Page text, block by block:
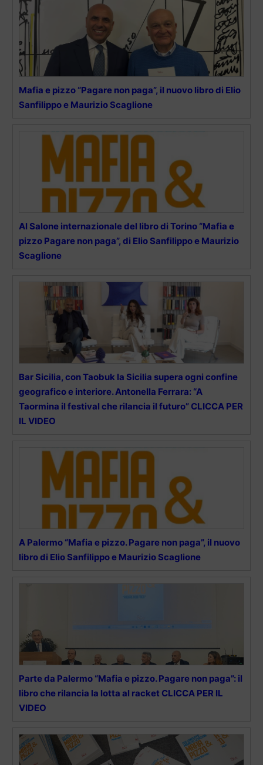
Mafia e pizzo “Pagare non paga”, il nuovo libro di Elio
Sanfilippo e Maurizio Scaglione
Al Salone internazionale del libro di Torino “Mafia e
pizzo Pagare non paga”, di Elio Sanfilippo e Maurizio
Scaglione
Bar Sicilia, con Taobuk la Sicilia supera ogni confine
geografico e interiore. Antonella Ferrara: “A
Taormina il festival che rilancia il futuro” CLICCA PER
IL VIDEO
A Palermo “Mafia e pizzo. Pagare non paga”, il nuovo
libro di Elio Sanfilippo e Maurizio Scaglione
Parte da Palermo “Mafia e pizzo. Pagare non paga”: il
libro che rilancia la lotta al racket CLICCA PER IL
VIDEO